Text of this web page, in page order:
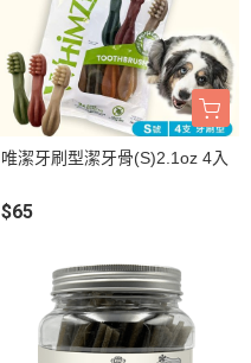
唯潔牙刷型潔牙骨(S)2.1oz 4入
$65